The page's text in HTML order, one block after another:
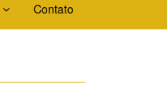
Contato